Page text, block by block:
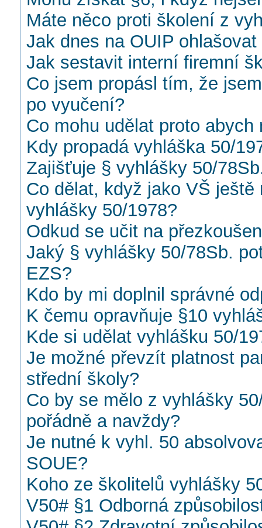
Máte něco proti školení z
Jak dnes na OUIP
Jak sestavit interní firemní
Co jsem propásl tím, že
po vyučení?
Co mohu udělat proto
Kdy propadá vyhláška 50/
Zajišťuje § vyhlášky 50/
Co dělat, když jako VŠ
vyhlášky 50/1978?
Odkud se učit na
Jaký § vyhlášky 50/78Sb.
EZS?
Kdo by mi doplnil správné
K čemu opravňuje §10
Kde si udělat vyhlášku 50/
Je možné převzít platnost
střední školy?
Co by se mělo z vyhlášky
pořádně a navždy?
Je nutné k vyhl. 50
SOUE?
Koho ze školitelů vyhlášky
V50# §1 Odborná